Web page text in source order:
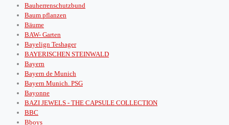
Bauherrenschutzbund
Baum pflanzen
Bäume
BAW- Garten
Bayelign Teshager
BAYERISCHEN STEINWALD
Bayern
Bayern de Munich
Bayern Munich. PSG
Bayonne
BAZI JEWELS - THE CAPSULE COLLECTION
BBC
Bboys